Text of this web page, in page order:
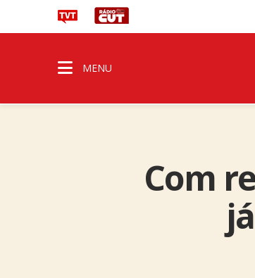
MENU
Com